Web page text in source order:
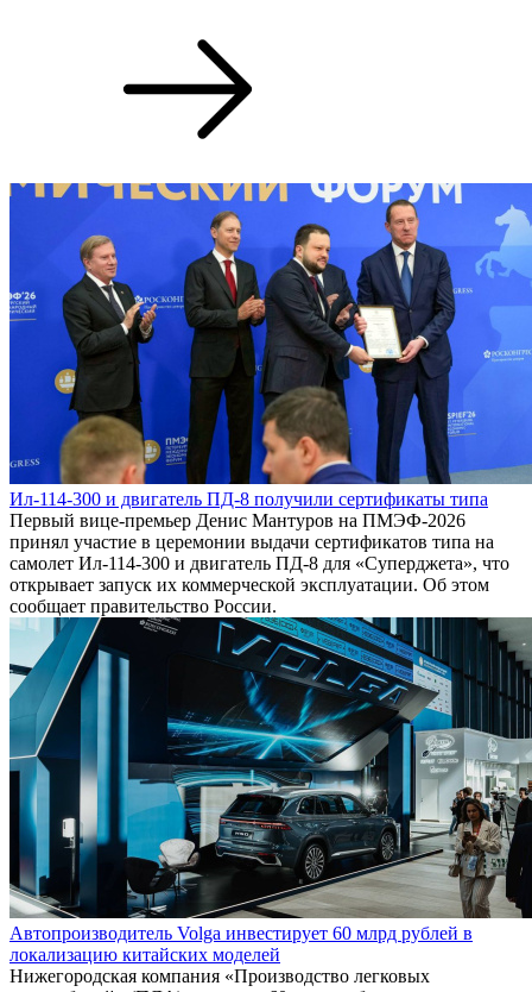
Ил-114-300 и двигатель ПД-8 получили сертификаты типа
Первый вице-премьер Денис Мантуров на ПМЭФ-2026
принял участие в церемонии выдачи сертификатов типа на
самолет Ил-114-300 и двигатель ПД-8 для «Суперджета», что
открывает запуск их коммерческой эксплуатации. Об этом
сообщает правительство России.
Автопроизводитель Volga инвестирует 60 млрд рублей в
локализацию китайских моделей
Нижегородская компания «Производство легковых